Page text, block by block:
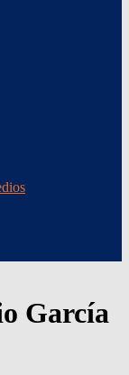
García